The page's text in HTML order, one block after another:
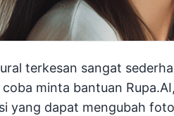
terkesan sangat
minta bantuan
yang dapat mengubah